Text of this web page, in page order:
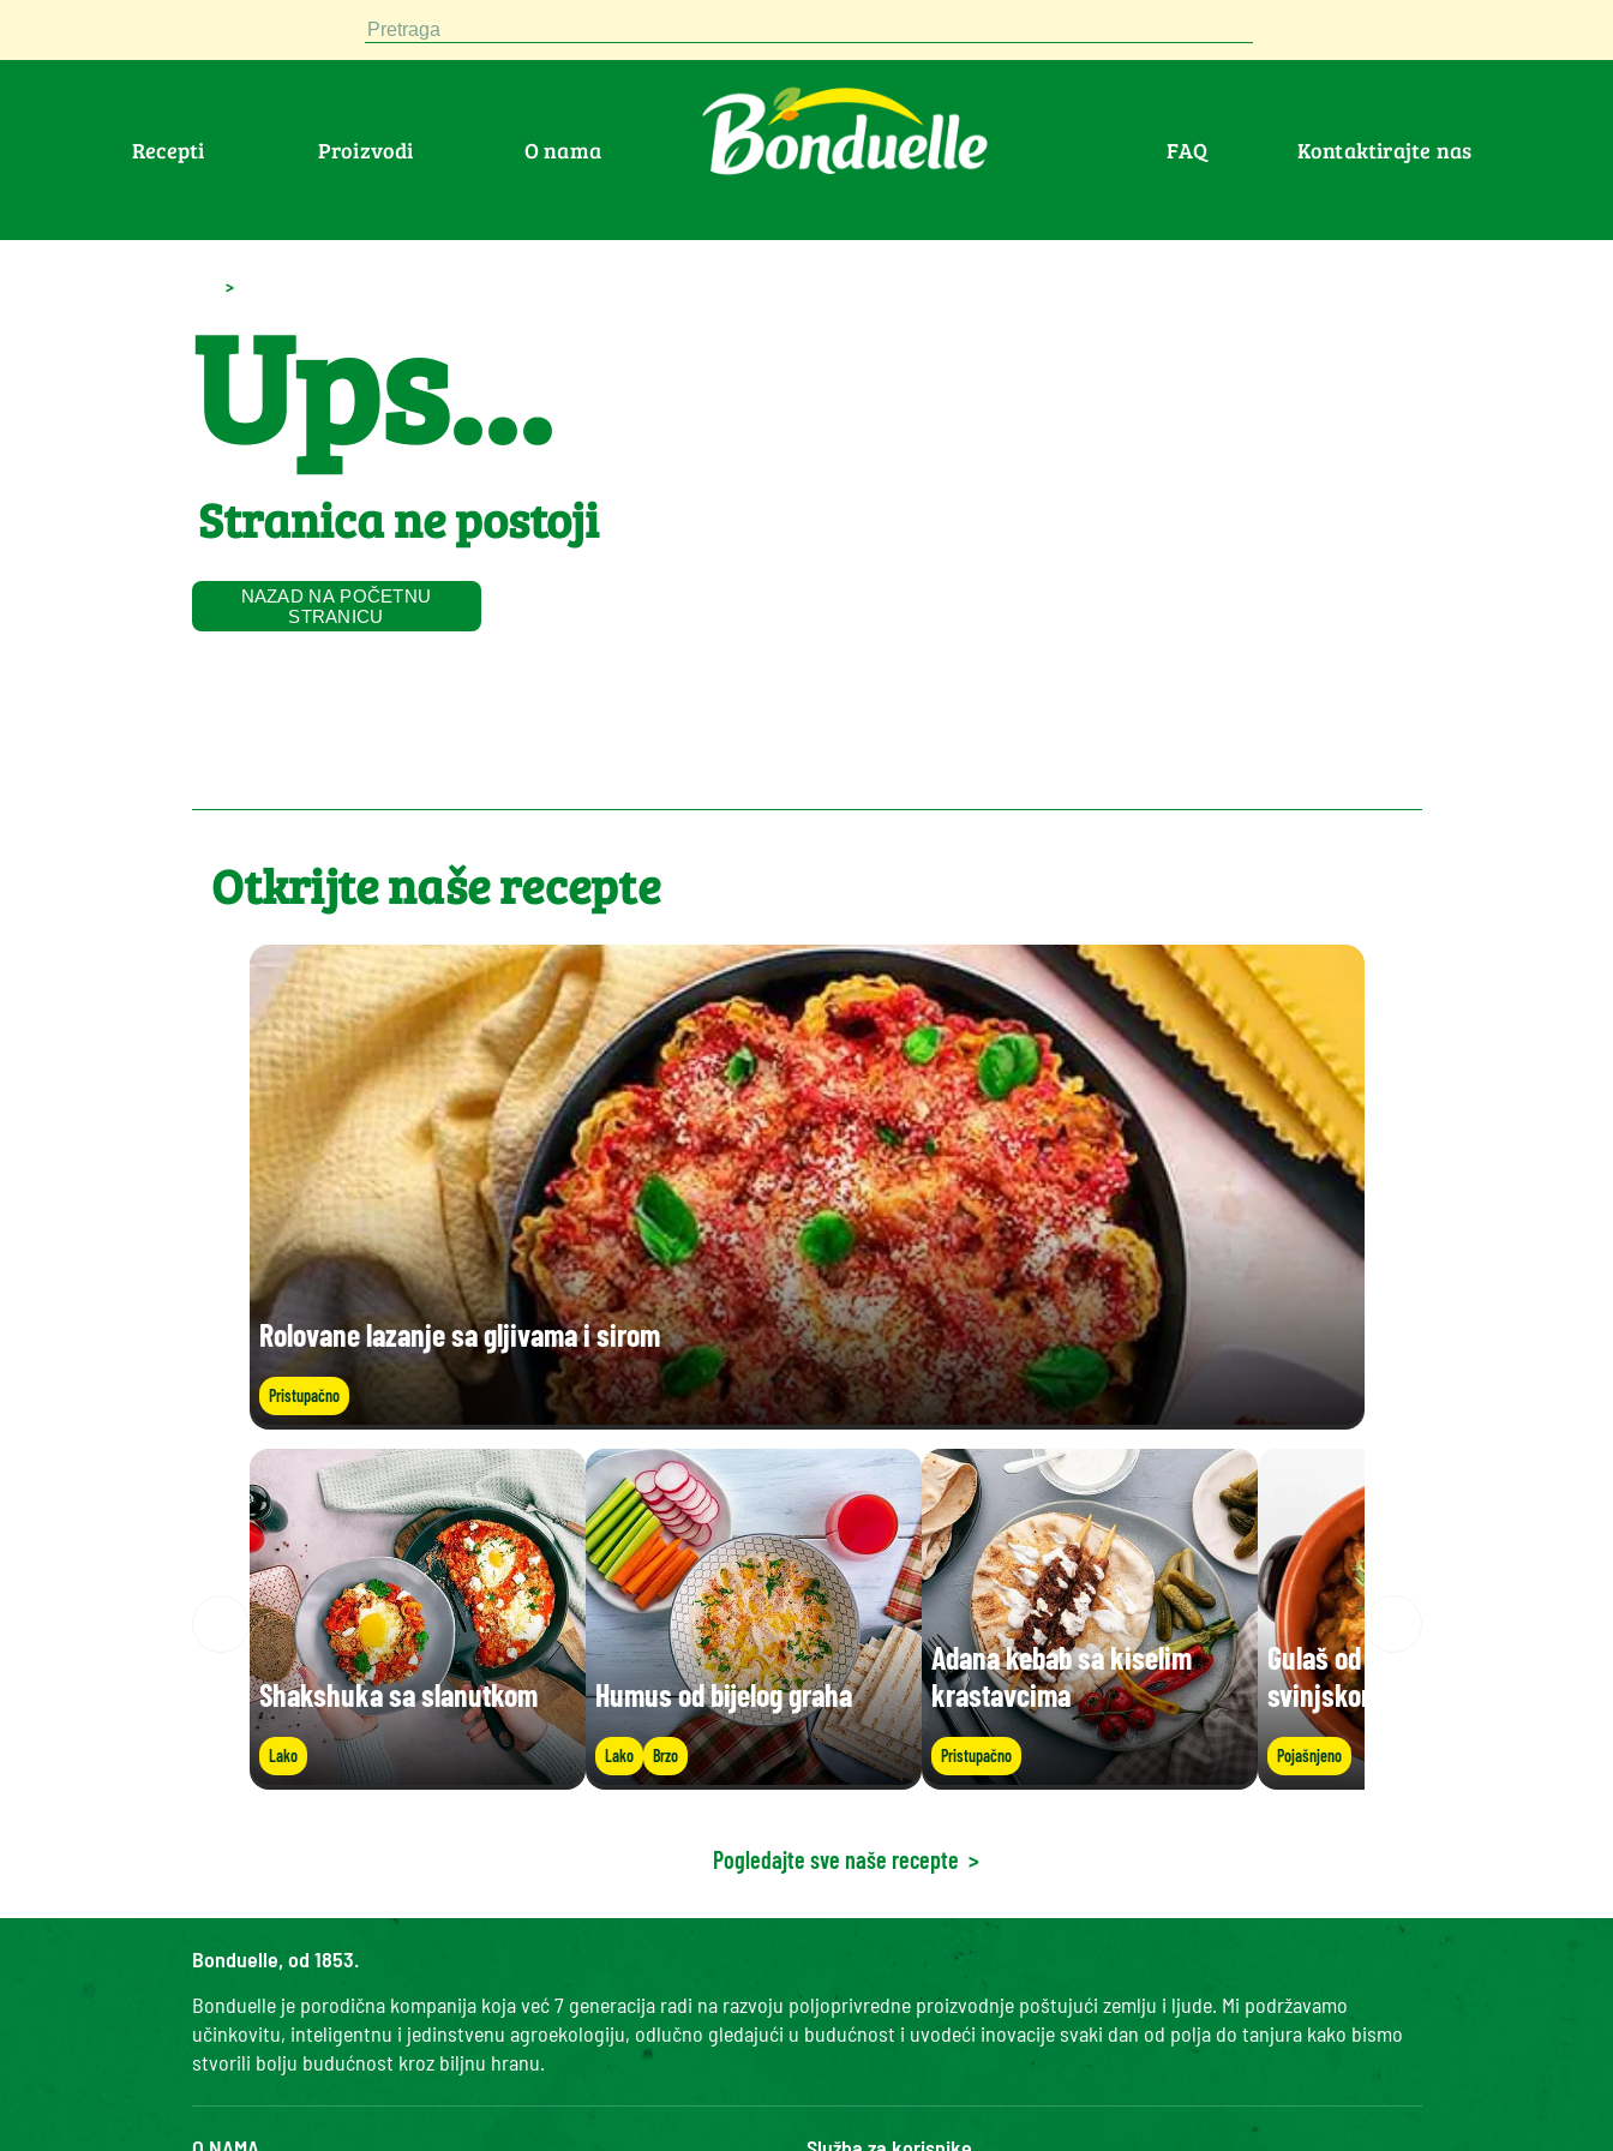
Pretraga
Recepti Proizvodi O nama FAQ Kontaktirajte nas
>
Ups...
Stranica ne postoji
NAZAD NA POČETNU
STRANICU
Otkrijte naše recepte
Rolovane lazanje sa gljivama i sirom
Pristupačno
Shakshuka sa slanutkom
Lako
Humus od bijelog graha
Lako Brzo
Adana kebab sa kiselim
krastavcima
Pristupačno
Gulaš od bijelog graha sa
svinjskom koljenicom
Pojašnjeno
Pogledajte sve naše recepte >
Bonduelle, od 1853.
Bonduelle je porodična kompanija koja već 7 generacija radi na razvoju poljoprivredne proizvodnje poštujući zemlju i ljude. Mi podržavamo
učinkovitu, inteligentnu i jedinstvenu agroekologiju, odlučno gledajući u budućnost i uvodeći inovacije svaki dan od polja do tanjura kako bismo
stvorili bolju budućnost kroz biljnu hranu.